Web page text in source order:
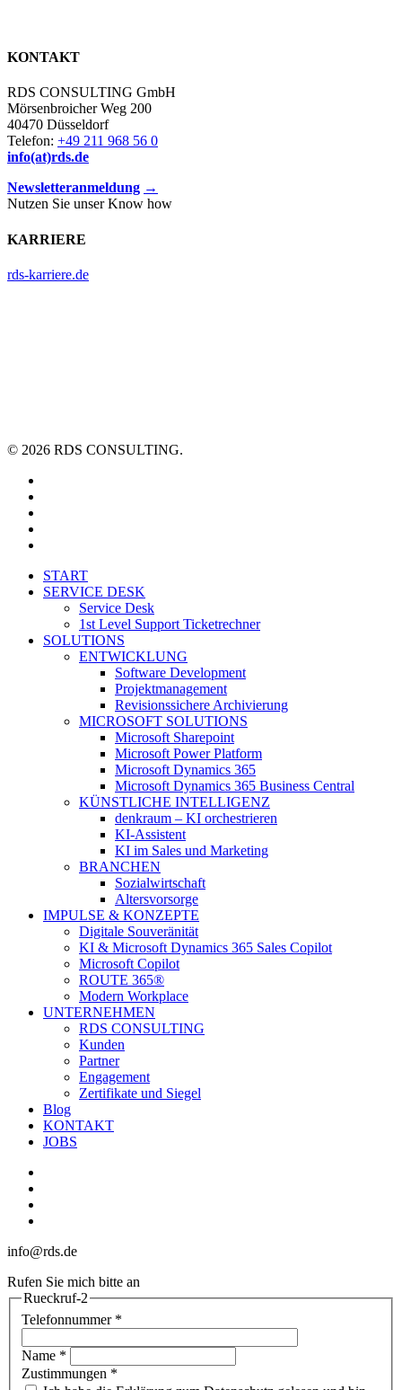
KONTAKT
RDS CONSULTING GmbH
Mörsenbroicher Weg 200
40470 Düsseldorf
Telefon: +49 211 968 56 0
info(at)rds.de
Newsletteranmeldung →
Nutzen Sie unser Know how
KARRIERE
rds-karriere.de
© 2026 RDS CONSULTING.
Close
Menu
START
SERVICE DESK
Service Desk
1st Level Support Ticketrechner
SOLUTIONS
ENTWICKLUNG
Software Development
Projektmanagement
Revisionssichere Archivierung
MICROSOFT SOLUTIONS
Microsoft Sharepoint
Microsoft Power Platform
Microsoft Dynamics 365
Microsoft Dynamics 365 Business Central
KÜNSTLICHE INTELLIGENZ
denkraum – KI orchestrieren
KI-Assistent
KI im Sales und Marketing
BRANCHEN
Sozialwirtschaft
Altersvorsorge
IMPULSE & KONZEPTE
Digitale Souveränität
KI & Microsoft Dynamics 365 Sales Copilot
Microsoft Copilot
ROUTE 365®
Modern Workplace
UNTERNEHMEN
RDS CONSULTING
Kunden
Partner
Engagement
Zertifikate und Siegel
Blog
KONTAKT
JOBS
info@rds.de
Rufen Sie mich bitte an
Rueckruf-2
Telefonnummer *
Name *
Zustimmungen *